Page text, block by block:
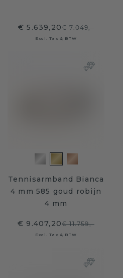
€ 5.639,20€ 7.049,-
Excl. Tax & BTW
Tennisarmband Bianca
4 mm 585 goud robijn
4 mm
€ 9.407,20€ 11.759,-
Excl. Tax & BTW